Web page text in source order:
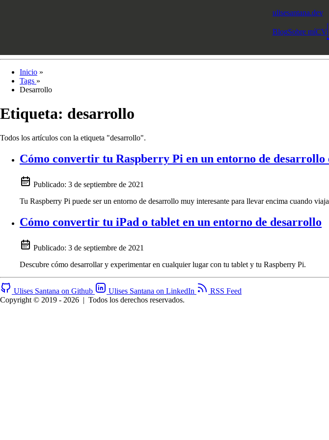
ulisesantana.dev
BlogSobre míCV
Inicio »
Tags »
Desarrollo
Etiqueta: desarrollo
Todos los artículos con la etiqueta "desarrollo".
Cómo convertir tu Raspberry Pi en un entorno de desarrollo
Publicado: 3 de septiembre de 2021
Tu Raspberry Pi puede ser un entorno de desarrollo muy interesante para llevar encima cuando
Cómo convertir tu iPad o tablet en un entorno de desarrollo
Publicado: 3 de septiembre de 2021
Descubre cómo desarrollar y experimentar en cualquier lugar con tu tablet y tu Raspberry Pi.
Ulises Santana on Github Ulises Santana on LinkedIn
RSS Feed
Copyright © 2019 - 2026 | Todos los derechos reservados.